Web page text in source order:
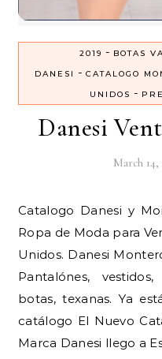
2019 - BOTAS
DANESI
- CATALOGO
UNIDOS -
Danesi
March 14,
Catalogo Danesi y Montero nueva temporada de
Ropa de Moda para
Unidos. Danesi
Pantalónes,
botas, texanas. Ya
catálogo El Nuevo
Marca Danesi llego a